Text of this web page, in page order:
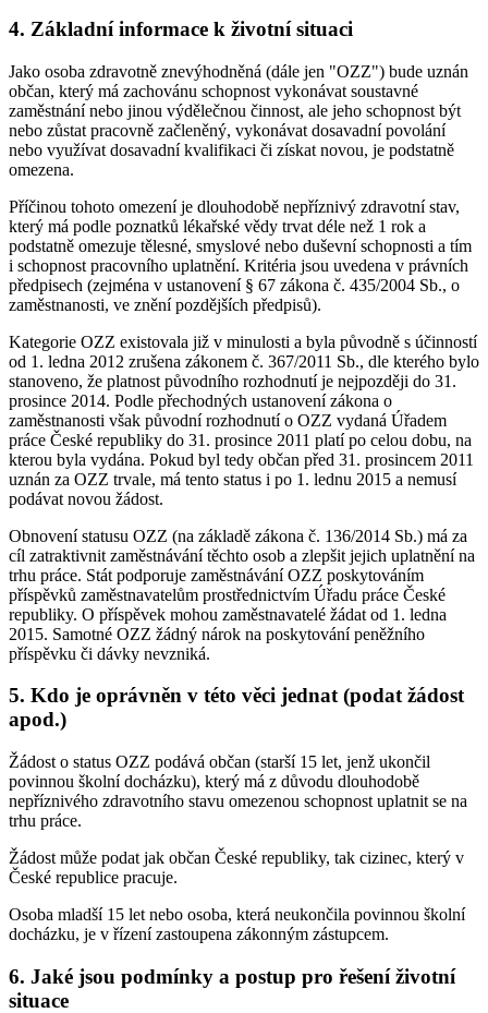
4. Základní informace k životní situaci
Jako osoba zdravotně znevýhodněná (dále jen "OZZ") bude uznán
občan, který má zachovánu schopnost vykonávat soustavné
zaměstnání nebo jinou výdělečnou činnost, ale jeho schopnost být
nebo zůstat pracovně začleněný, vykonávat dosavadní povolání
nebo využívat dosavadní kvalifikaci či získat novou, je podstatně
omezena.
Příčinou tohoto omezení je dlouhodobě nepříznivý zdravotní stav,
který má podle poznatků lékařské vědy trvat déle než 1 rok a
podstatně omezuje tělesné, smyslové nebo duševní schopnosti a tím
i schopnost pracovního uplatnění. Kritéria jsou uvedena v právních
předpisech (zejména v ustanovení § 67 zákona č. 435/2004 Sb., o
zaměstnanosti, ve znění pozdějších předpisů).
Kategorie OZZ existovala již v minulosti a byla původně s účinností
od 1. ledna 2012 zrušena zákonem č. 367/2011 Sb., dle kterého bylo
stanoveno, že platnost původního rozhodnutí je nejpozději do 31.
prosince 2014. Podle přechodných ustanovení zákona o
zaměstnanosti však původní rozhodnutí o OZZ vydaná Úřadem
práce České republiky do 31. prosince 2011 platí po celou dobu, na
kterou byla vydána. Pokud byl tedy občan před 31. prosincem 2011
uznán za OZZ trvale, má tento status i po 1. lednu 2015 a nemusí
podávat novou žádost.
Obnovení statusu OZZ (na základě zákona č. 136/2014 Sb.) má za
cíl zatraktivnit zaměstnávání těchto osob a zlepšit jejich uplatnění na
trhu práce. Stát podporuje zaměstnávání OZZ poskytováním
příspěvků zaměstnavatelům prostřednictvím Úřadu práce České
republiky. O příspěvek mohou zaměstnavatelé žádat od 1. ledna
2015. Samotné OZZ žádný nárok na poskytování peněžního
příspěvku či dávky nevzniká.
5. Kdo je oprávněn v této věci jednat (podat žádost
apod.)
Žádost o status OZZ podává občan (starší 15 let, jenž ukončil
povinnou školní docházku), který má z důvodu dlouhodobě
nepříznivého zdravotního stavu omezenou schopnost uplatnit se na
trhu práce.
Žádost může podat jak občan České republiky, tak cizinec, který v
České republice pracuje.
Osoba mladší 15 let nebo osoba, která neukončila povinnou školní
docházku, je v řízení zastoupena zákonným zástupcem.
6. Jaké jsou podmínky a postup pro řešení životní
situace